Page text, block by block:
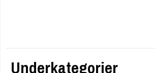
Underkategorier